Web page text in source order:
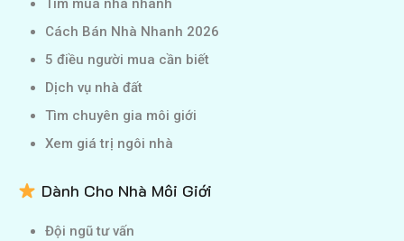
Tìm mua nhà nhanh
Cách Bán Nhà Nhanh 2026
5 điều người mua cần biết
Dịch vụ nhà đất
Tìm chuyên gia môi giới
Xem giá trị ngôi nhà
Dành Cho Nhà Môi Giới
Đội ngũ tư vấn